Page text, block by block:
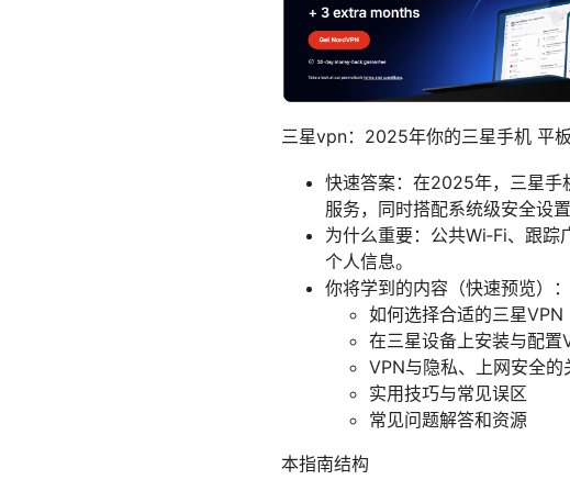
三星vpn：2025年你的三星手机 平
快速答案：在2025年，三星手
服务，同时搭配系统级安全设
为什么重要：公共Wi‑Fi、跟
个人信息。
你将学到的内容（快速预览）：
如何选择合适的三星VPN
在三星设备上安装与配置
VPN与隐私、上网安全的
实用技巧与常见误区
常见问题解答和资源
本指南结构